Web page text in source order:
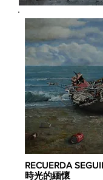
RECUERDA
時光的緬懷